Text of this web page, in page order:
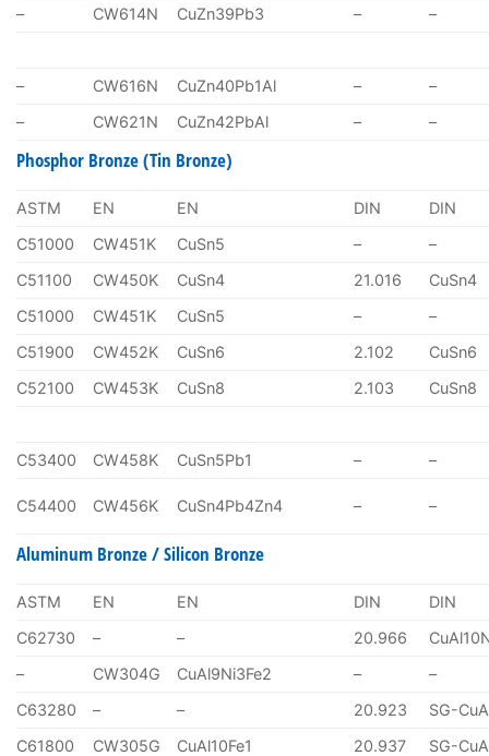
– CW614N CuZn39Pb3 – –
– CW616N CuZn40Pb1Al –
–
–
CW621N CuZn42PbAl – –
Phosphor Bronze (Tin Bronze)
ASTM EN EN DIN
DIN
C51000
CW451K CuSn5 –
–
C51100
CW450K CuSn4 21.016
CuSn4
C51000
CW451K CuSn5 –
–
C51900
CW452K CuSn6 2.102
CuSn6
C52100
CW453K CuSn8 2.103 CuSn8
C53400 CW458K CuSn5Pb1 – –
C54400 CW456K CuSn4Pb4Zn4 – –
Aluminum Bronze / Silicon Bronze
ASTM EN EN DIN
DIN
C62730
– – 20.966
–
CW304G CuAl9Ni3Fe2 –
–
C63280
– – 20.923
SG-
C61800
CW305G CuAl10Fe1 20.937
SG-